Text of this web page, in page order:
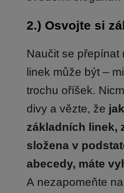
2.) Osvojte si
Naučit se přepínat
linek může být –
trochu oříšek.
divy a vězte, že
základních linek,
složena v
abecedy, máte
A nezapomeňte